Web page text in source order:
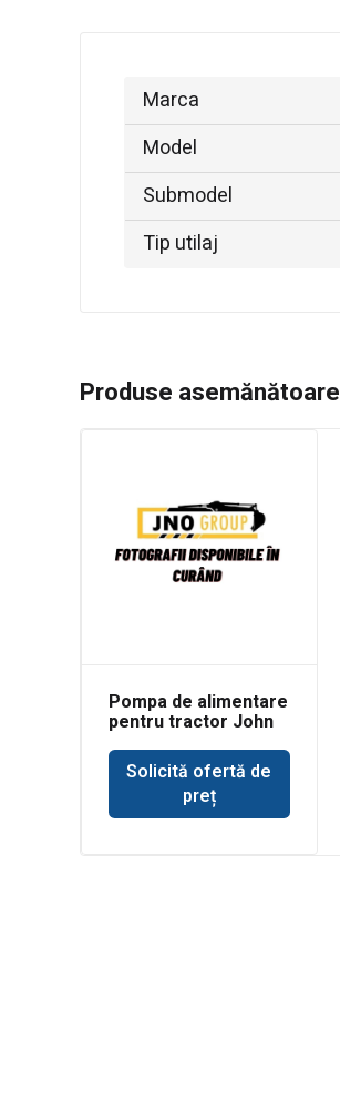
Marca
Model
Submodel
Tip utilaj
Produse asemănătoare
Pompa de alimentare
pentru tractor John
Solicită ofertă de
preț